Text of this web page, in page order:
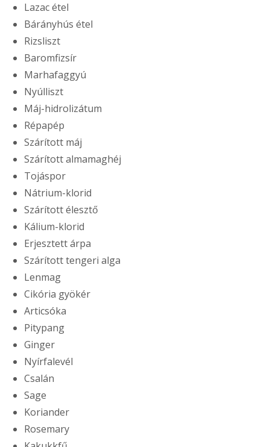
Lazac étel
Bárányhús étel
Rizsliszt
Baromfizsír
Marhafaggyú
Nyúlliszt
Máj-hidrolizátum
Répapép
Szárított máj
Szárított almamaghéj
Tojáspor
Nátrium-klorid
Szárított élesztő
Kálium-klorid
Erjesztett árpa
Szárított tengeri alga
Lenmag
Cikória gyökér
Articsóka
Pitypang
Ginger
Nyírfalevél
Csalán
Sage
Koriander
Rosemary